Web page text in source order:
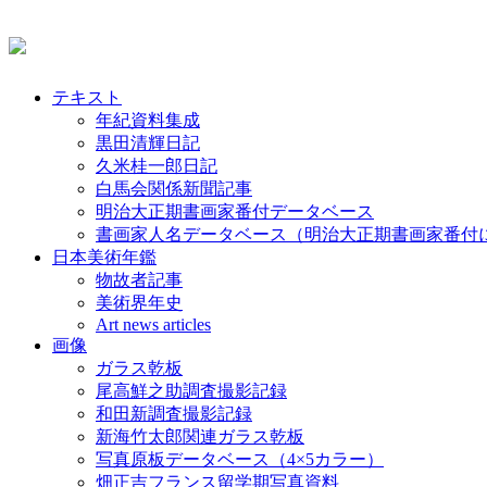
テキスト
年紀資料集成
黒田清輝日記
久米桂一郎日記
白馬会関係新聞記事
明治大正期書画家番付データベース
書画家人名データベース（明治大正期書画家番付
日本美術年鑑
物故者記事
美術界年史
Art news articles
画像
ガラス乾板
尾高鮮之助調査撮影記録
和田新調査撮影記録
新海竹太郎関連ガラス乾板
写真原板データベース（4×5カラー）
畑正吉フランス留学期写真資料